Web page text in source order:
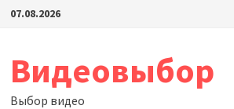
Перейти
07.08.2026
Видеовыбор
Выбор видео